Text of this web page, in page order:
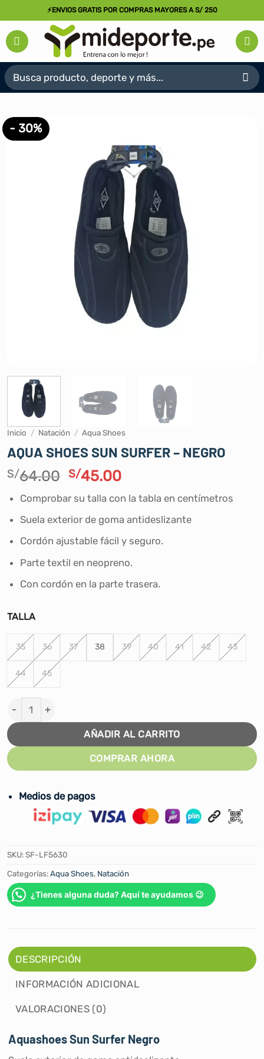
al
contenido
⚡ENVIOS GRATIS POR COMPRAS MAYORES A S/ 250
Buscar
por:
- 30%
Inicio / Natación / Aqua Shoes
AQUA SHOES SUN SURFER – NEGRO
S/64.00 El
original
era:
S/64.00.
S/45.00El
actual
es:
Comprobar su talla con la tabla en centímetros
Suela exterior de goma antideslizante
Cordón ajustable fácil y seguro.
Parte textil en neopreno.
Con cordón en la parte trasera.
TALLA
35 36 37 38 39 40 41 42 43
44 45
AQUA SHOES SUN SURFER - NEGRO cantidad
AÑADIR AL CARRITO
COMPRAR AHORA
Medios de pagos
SKU:SF-LF5630
Categorías:Aqua Shoes, Natación
¿Tienes alguna duda? Aquí te ayudamos 😉
DESCRIPCIÓN
INFORMACIÓN ADICIONAL
VALORACIONES (0)
Aquashoes Sun Surfer Negro